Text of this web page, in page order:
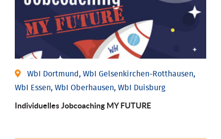
WbI Dortmund, WbI Gelsenkirchen-Rotthausen,
WbI Essen, WbI Oberhausen, WbI Duisburg
Individuelles Jobcoaching MY FUTURE